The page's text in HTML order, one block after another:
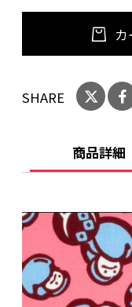
実寸サイズ
SHARE
商品詳細